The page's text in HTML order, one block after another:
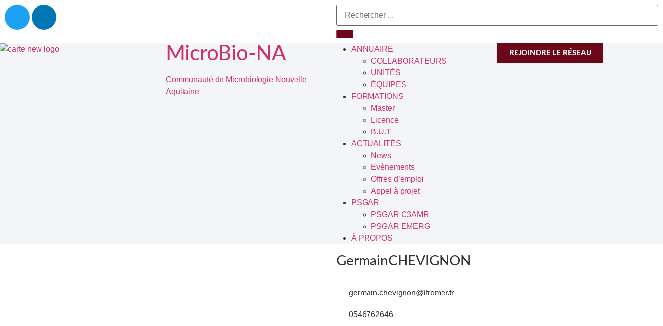
MicroBio-NA
Communauté de Microbiologie Nouvelle
Aquitaine
ANNUAIRE
COLLABORATEURS
UNITÉS
ÉQUIPES
FORMATIONS
Master
Licence
B.U.T
ACTUALITÉS
News
Évènements
Offres d’emploi
Appel à projet
PSGAR
PSGAR C3AMR
PSGAR EMERG
À PROPOS
REJOINDRE LE RÉSEAU
GermainCHEVIGNON
germain.chevignon@ifremer.fr
0546762646